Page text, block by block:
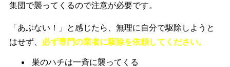
集団で襲ってくるので注意が必要です。
「あぶない！」と感じたら、無理に自分で駆除しようと
はせず、 必ず専門の業者に駆除を依頼してください。
巣のハチは一斉に襲ってくる